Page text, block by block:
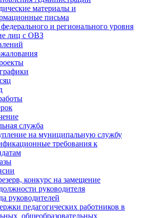
материалы и
письма
и регионального уровня
лиц с ОВЗ
служба
на муниципальную службу
требования к
конкурс на замещение
руководителя
руководителей
педагогических работников в
общеобразовательных